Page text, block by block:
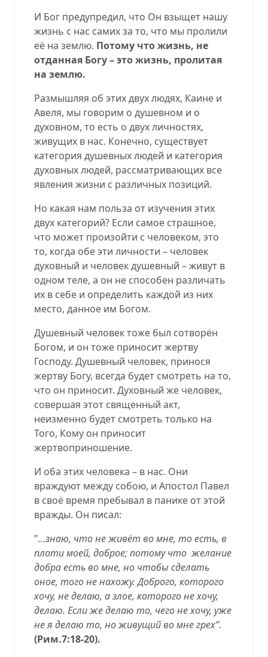
И Бог предупредил, что Он взыщет нашу
жизнь с нас самих за то, что мы пролили
её на землю. Потому что жизнь, не
отданная Богу – это жизнь, пролитая
на землю.
Размышляя об этих двух людях, Каине и
Авеля, мы говорим о душевном и о
духовном, то есть о двух личностях,
живущих в нас. Конечно, существует
категория душевных людей и категория
духовных людей, рассматривающих все
явления жизни с различных позиций.
Но какая нам польза от изучения этих
двух категорий? Если самое страшное,
что может произойти с человеком, это
то, когда обе эти личности – человек
духовный и человек душевный – живут в
одном теле, а он не способен различать
их в себе и определить каждой из них
место, данное им Богом.
Душевный человек тоже был сотворён
Богом, и он тоже приносит жертву
Господу. Душевный человек, принося
жертву Богу, всегда будет смотреть на то,
что он приносит. Духовный же человек,
совершая этот священный акт,
неизменно будет смотреть только на
Того, Кому он приносит
жертвоприношение.
И оба этих человека – в нас. Они
враждуют между собою, и Апостол Павел
в своё время пребывал в панике от этой
вражды. Он писал:
’’…знаю, что не живёт во мне, то есть, в
плоти моей, доброе; потому что желание
добра есть во мне, но чтобы сделать
оное, того не нахожу. Доброго, которого
хочу, не делаю, а злое, которого не хочу,
делаю. Если же делаю то, чего не хочу, уже
не я делаю то, но живущий во мне грех’’.
(Рим.7:18-20).